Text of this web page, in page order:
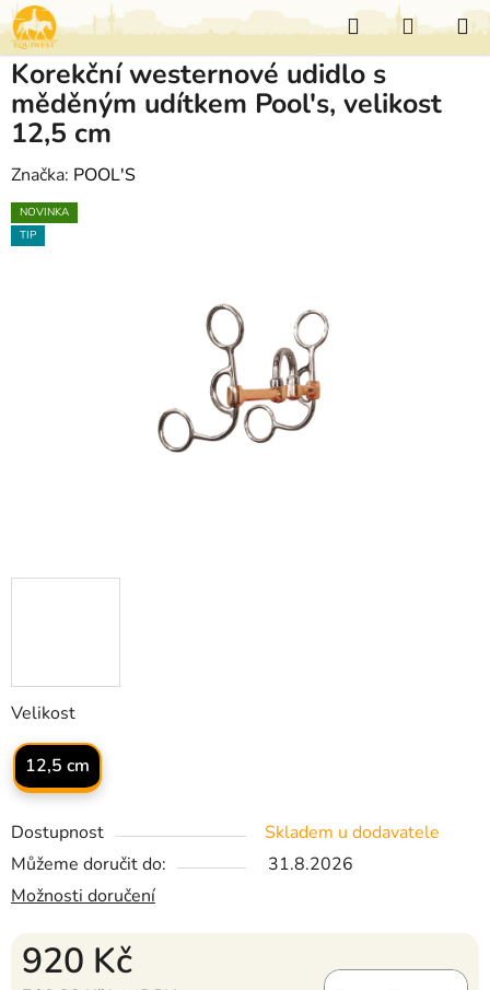
Přejít
na
obsah
Hledat
KOŠÍK
Velikost
12,5 cm
Dostupnost
Skladem u dodavatele
Můžeme doručit do:
31.8.2026
Možnosti doručení
920 Kč
Korekční westernové udidlo s
měděným udítkem Pool's, velikost
12,5 cm
Značka: POOL'S
NOVINKA
TIP